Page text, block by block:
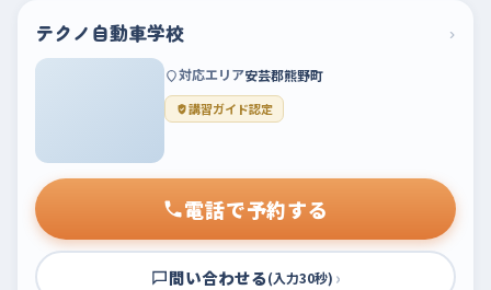
テクノ自動車学校 ›
対応エリア安芸郡熊野町
講習ガイド認定
電話で予約する
問い合わせる(入力30秒) ›